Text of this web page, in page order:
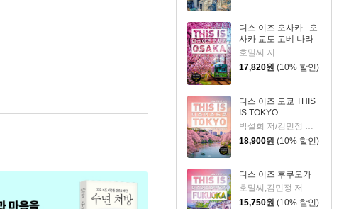
디스 이즈 오사카 : 오
사카 교토 고베 나라
호밀씨 저
17,820원 (10% 할인)
디스 이즈 도쿄 THIS
IS TOKYO
18,900원 (10% 할인)
디스 이즈 후쿠오카
호밀씨,김민정 저
15,750원 (10% 할인)